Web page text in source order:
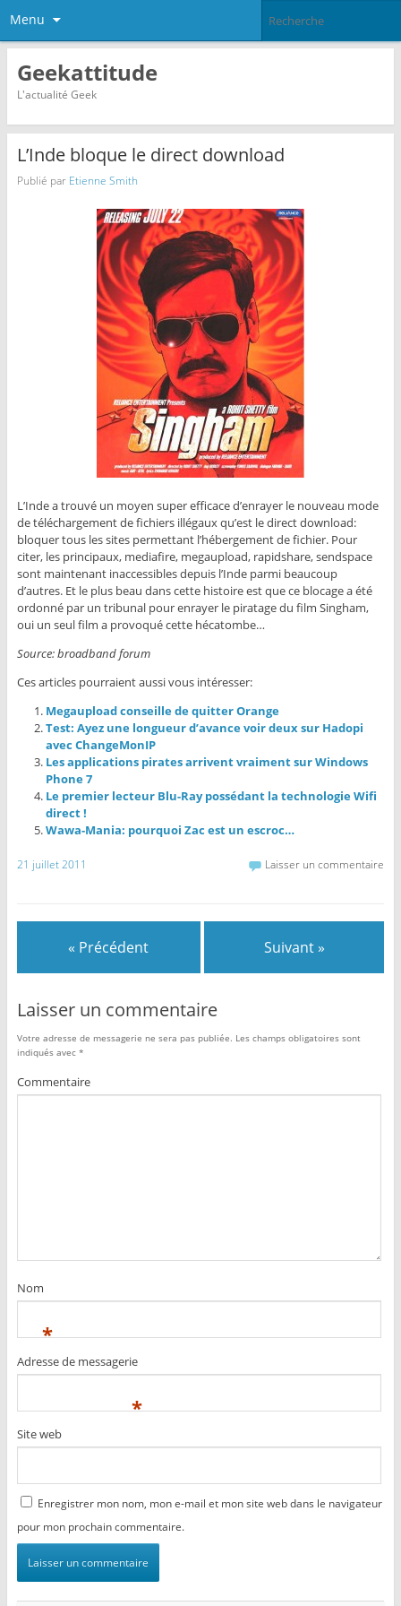
Menu
Geekattitude
L'actualité Geek
L’Inde bloque le direct download
Publié par Etienne Smith
L’Inde a trouvé un moyen super efficace d’enrayer le nouveau mode
de téléchargement de fichiers illégaux qu’est le direct download:
bloquer tous les sites permettant l’hébergement de fichier. Pour
citer, les principaux, mediafire, megaupload, rapidshare, sendspace
sont maintenant inaccessibles depuis l’Inde parmi beaucoup
d’autres. Et le plus beau dans cette histoire est que ce blocage a été
ordonné par un tribunal pour enrayer le piratage du film Singham,
oui un seul film a provoqué cette hécatombe…
Source: broadband forum
Ces articles pourraient aussi vous intéresser:
Megaupload conseille de quitter Orange
Test: Ayez une longueur d’avance voir deux sur Hadopi
avec ChangeMonIP
Les applications pirates arrivent vraiment sur Windows
Phone 7
Le premier lecteur Blu-Ray possédant la technologie Wifi
direct !
Wawa-Mania: pourquoi Zac est un escroc…
21 juillet 2011 Laisser un commentaire
« Précédent Suivant »
Laisser un commentaire
Votre adresse de messagerie ne sera pas publiée. Les champs obligatoires sont
indiqués avec *
Commentaire
Nom
*
Adresse de messagerie
*
Site web
Enregistrer mon nom, mon e-mail et mon site web dans le navigateur
pour mon prochain commentaire.